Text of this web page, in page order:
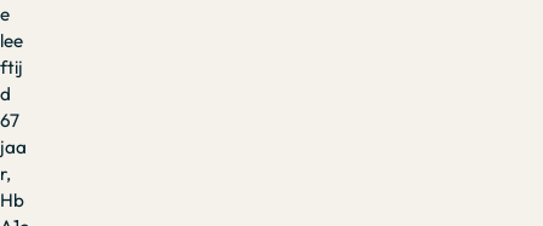
e
lee
ftij
d
67
jaa
r,
Hb